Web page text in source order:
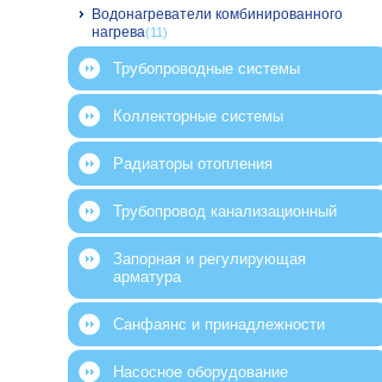
Водонагреватели комбинированного
нагрева(11)
Трубопроводные системы
Коллекторные системы
Радиаторы отопления
Трубопровод канализационный
Запорная и регулирующая
арматура
Санфаянс и принадлежности
Насосное оборудование